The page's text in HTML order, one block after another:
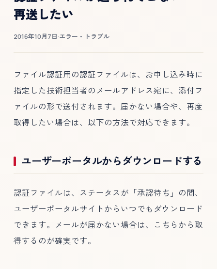
再送したい
2016年10月7日·エラー・トラブル
ファイル認証用の認証ファイルは、お申し込み時に
指定した技術担当者のメールアドレス宛に、添付フ
ァイルの形で送付されます。届かない場合や、再度
取得したい場合は、以下の方法で対応できます。
ユーザーポータルからダウンロードする
認証ファイルは、ステータスが「承認待ち」の間、
ユーザーポータルサイトからいつでもダウンロード
できます。メールが届かない場合は、こちらから取
得するのが確実です。